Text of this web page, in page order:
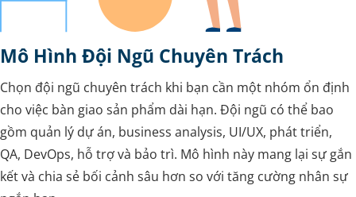
Mô Hình Đội Ngũ Chuyên Trách
Chọn đội ngũ chuyên trách khi bạn cần một nhóm ổn định
cho việc bàn giao sản phẩm dài hạn. Đội ngũ có thể bao
gồm quản lý dự án, business analysis, UI/UX, phát triển,
QA, DevOps, hỗ trợ và bảo trì. Mô hình này mang lại sự gắn
kết và chia sẻ bối cảnh sâu hơn so với tăng cường nhân sự